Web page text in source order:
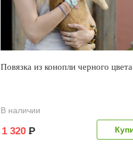
Повязка из конопли черного цвета
В наличии
1 320 Р